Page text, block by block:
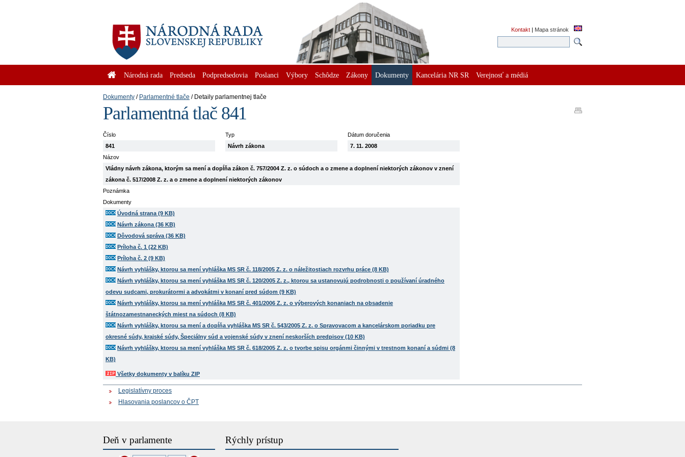
Kontakt | Mapa stránok
Národná rada Predseda Podpredsedovia Poslanci Výbory Schôdze Zákony Dokumenty Kancelária NR SR Verejnosť a médiá
Dokumenty Parlamentné tlače Detaily parlamentnej tlače
Parlamentná tlač 841
Číslo
841
Typ
Návrh zákona
Dátum doručenia
7. 11. 2008
Názov
Vládny návrh zákona, ktorým sa mení a dopĺňa zákon č. 757/2004 Z. z. o súdoch a o zmene a doplnení niektorých zákonov v znení
zákona č. 517/2008 Z. z. a o zmene a doplnení niektorých zákonov
Poznámka
Dokumenty
Úvodná strana (9 KB)
Návrh zákona (36 KB)
Dôvodová správa (36 KB)
Príloha č. 1 (22 KB)
Príloha č. 2 (9 KB)
Návrh vyhlášky, ktorou sa mení vyhláška MS SR č. 118/2005 Z. z. o náležitostiach rozvrhu práce (8 KB)
Návrh vyhlášky, ktorou sa mení vyhláška MS SR č. 120/2005 Z. z., ktorou sa ustanovujú podrobnosti o používaní úradného
odevu sudcami, prokurátormi a advokátmi v konaní pred súdom (9 KB)
Návrh vyhlášky, ktorou sa mení vyhláška MS SR č. 401/2006 Z. z. o výberových konaniach na obsadenie
štátnozamestnaneckých miest na súdoch (8 KB)
Návrh vyhlášky, ktorou sa mení a dopĺňa vyhláška MS SR č. 543/2005 Z. z. o Spravovacom a kancelárskom poriadku pre
okresné súdy, krajské súdy, Špeciálny súd a vojenské súdy v znení neskorších predpisov (10 KB)
Návrh vyhlášky, ktorou sa mení vyhláška MS SR č. 618/2005 Z. z. o tvorbe spisu orgánmi činnými v trestnom konaní a súdmi (8
KB)
Všetky dokumenty v balíku ZIP
Legislatívny proces
Hlasovania poslancov o ČPT
Deň v parlamente Rýchly prístup